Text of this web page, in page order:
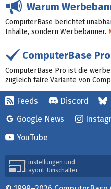
Warum
ComputerBase berichtet
Inhalte, sondern Werbebanner.
ComputerBase Pro
ComputerBase Pro ist die
zugleich faire Variante von
Feeds Discord
Google News
YouTube
Einstellungen und
Layout-Umschalter